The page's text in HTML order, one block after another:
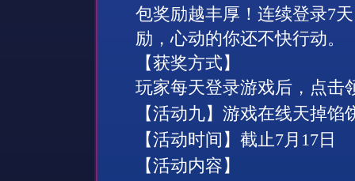
包奖励越丰厚！连续登录7
励，心动的你还不快行动。
【获奖方式】
玩家每天登录游戏后，点击
【活动九】游戏在线天掉馅
【活动时间】截止7月 17日
【活动内容】